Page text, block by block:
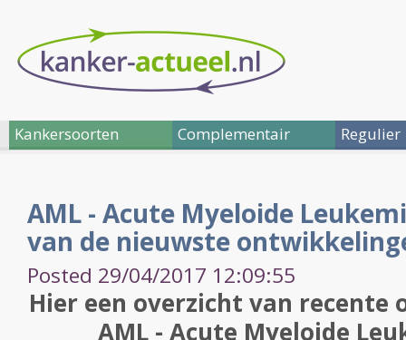
Kankersoorten Complementair Regulier
AML - Acute Myeloide
van de nieuwste
Posted 29/04/2017 12:09:55
Hier een overzicht van
AML - Acute Myeloide